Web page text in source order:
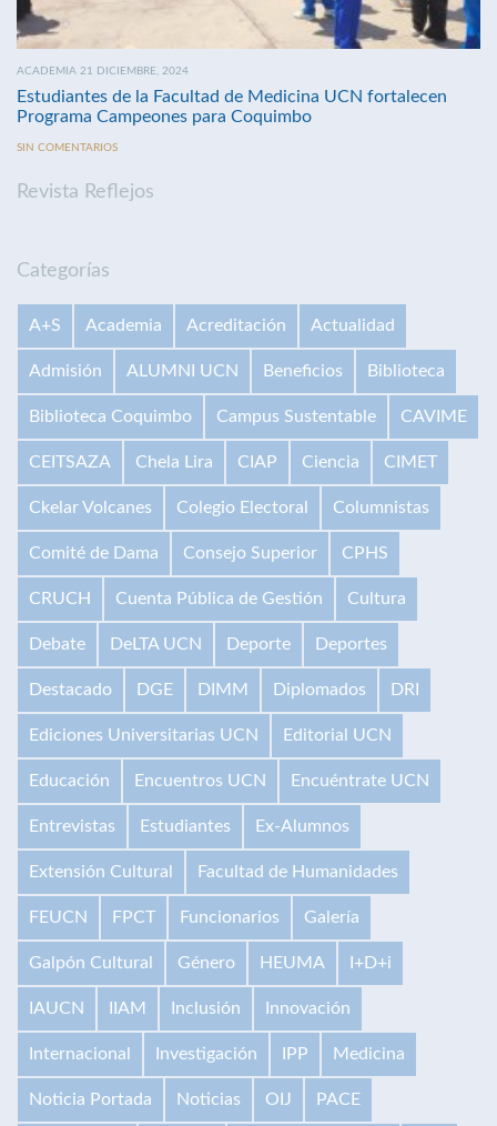
ACADEMIA 21 DICIEMBRE, 2024
Estudiantes de la Facultad de Medicina UCN fortalecen
Programa Campeones para Coquimbo
SIN COMENTARIOS
Revista Reflejos
Categorías
A+S Academia Acreditación Actualidad
Admisión ALUMNI UCN Beneficios Biblioteca
Biblioteca Coquimbo Campus Sustentable CAVIME
CEITSAZA Chela Lira CIAP Ciencia CIMET
Ckelar Volcanes Colegio Electoral Columnistas
Comité de Dama Consejo Superior CPHS
CRUCH Cuenta Pública de Gestión Cultura
Debate DeLTA UCN Deporte Deportes
Destacado DGE DIMM Diplomados DRI
Ediciones Universitarias UCN Editorial UCN
Educación Encuentros UCN Encuéntrate UCN
Entrevistas Estudiantes Ex-Alumnos
Extensión Cultural Facultad de Humanidades
FEUCN FPCT Funcionarios Galería
Galpón Cultural Género HEUMA I+D+i
IAUCN IIAM Inclusión Innovación
Internacional Investigación IPP Medicina
Noticia Portada Noticias OIJ PACE